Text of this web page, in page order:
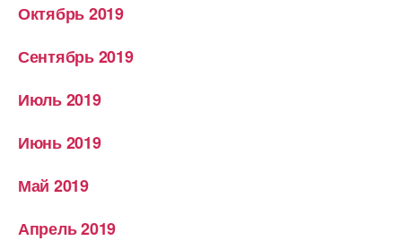
Октябрь 2019
Сентябрь 2019
Июль 2019
Июнь 2019
Май 2019
Апрель 2019